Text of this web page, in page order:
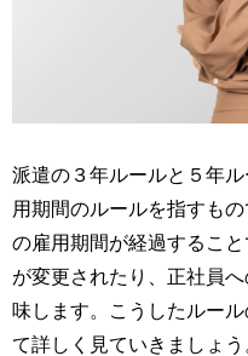
派遣の３年ルールと５年
用期間のルールを指すも
の雇用期間が経過するこ
が変更されたり、正社員
味します。こうしたルー
て詳しく見ていきましょう